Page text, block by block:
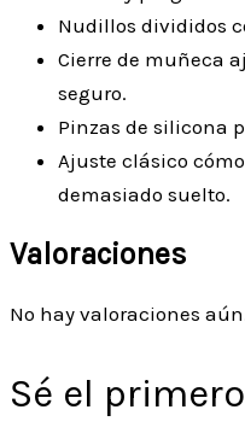
Nudillos divididos
Cierre de muñeca
seguro.
Pinzas de silicona
Ajuste clásico
demasiado suelto.
Valoraciones
No hay valoraciones
Sé el